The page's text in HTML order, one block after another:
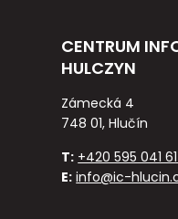
CENTRUM
HULCZYN
Zámecká 4
748 01, Hlučín
T: +420 595 041
E: info@ic-